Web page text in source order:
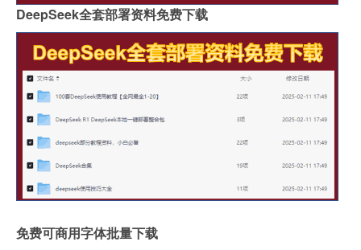
DeepSeek全套部署资料免费下载
免费可商用字体批量下载